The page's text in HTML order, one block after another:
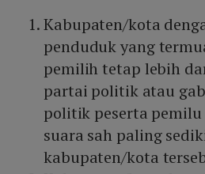
Kabupaten/kota
penduduk yang
pemilih tetap lebih
partai politik atau
politik peserta
suara sah paling
kabupaten/kota